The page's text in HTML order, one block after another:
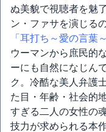
ぬ美貌で視聴者を魅
ン・ファサを演じる
「耳打ち～愛の言葉～
ウーマンから庶民的
ーにも自然になじん
ク。冷酷な美人弁護
た目・年齢・社会的
すぎる二人の女性の
技力が求められる本